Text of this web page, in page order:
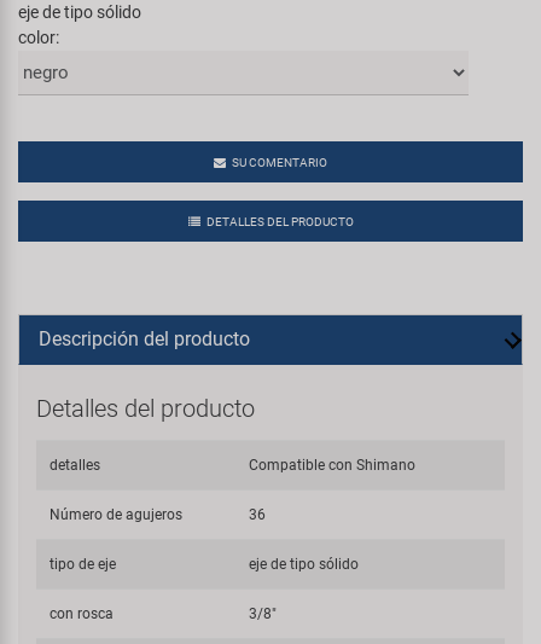
eje de tipo sólido
color:
SU COMENTARIO
DETALLES DEL PRODUCTO
Descripción del producto
Detalles del producto
detalles Compatible con Shimano
Número de agujeros 36
tipo de eje eje de tipo sólido
con rosca 3/8"